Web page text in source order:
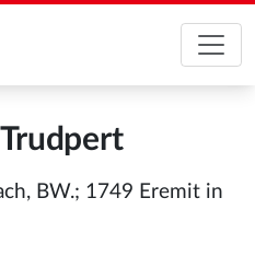
BW.; 1749 Eremit in